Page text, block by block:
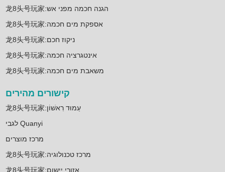
龙8头号玩家:הגנה חכמה מפני אש
龙8头号玩家:אספקת מים חכמה
龙8头号玩家:ניקוז חכם
龙8头号玩家:אינטגרציה חכמה
龙8头号玩家:משאבת מים חכמה
קישורים מהירים
龙8头号玩家:עַמוּד רִאשׁוֹן
לגבי Quanyi
מרכז מוצרים
龙8头号玩家:מרכז טכנולוגיה
龙8头号玩家:אזורי יישום